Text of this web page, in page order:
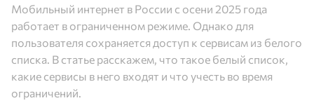
Мобильный интернет в России с осени 2025 года
работает в ограниченном режиме. Однако для
пользователя сохраняется доступ к сервисам из белого
списка. В статье расскажем, что такое белый список,
какие сервисы в него входят и что учесть во время
ограничений.